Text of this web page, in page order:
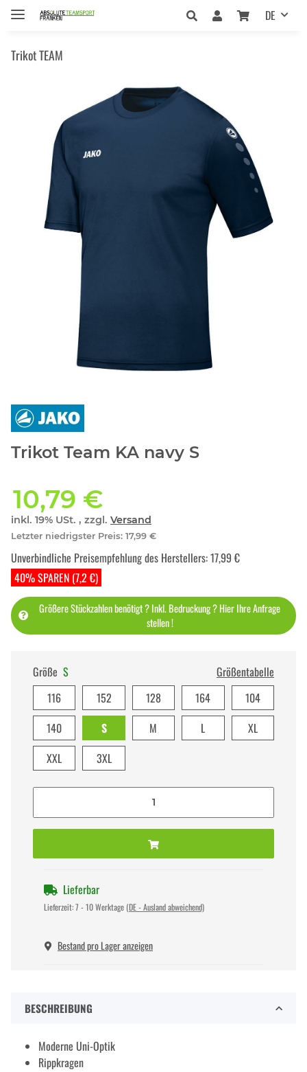
DE
Trikot TEAM
Trikot Team KA navy S
10,79 €
inkl. 19% USt. , zzgl. Versand
Letzter niedrigster Preis: 17,99 €
40% SPAREN (7,2 €)
Unverbindliche Preisempfehlung des Herstellers:17,99 €
Größere Stückzahlen benötigt ? Inkl. Bedruckung ? Hier Ihre Anfrage
stellen !
Größe S
Größentabelle
116
152 128 164
104
140
S M L
XL
XXL
3XL
Lieferbar
Lieferzeit:7 - 10 Werktage (DE - Ausland abweichend)
Bestand pro Lager anzeigen
BESCHREIBUNG
Moderne Uni-Optik
Rippkragen